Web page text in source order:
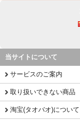
当サイトについて
サービスのご案内
取り扱いできない商品
淘宝(タオバオ)について